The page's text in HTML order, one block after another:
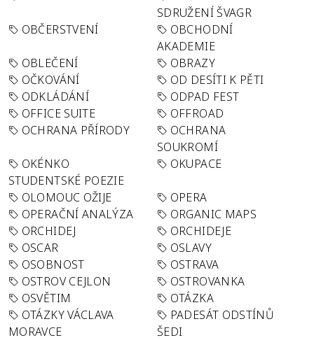
SDRUŽENÍ ŠVAGR
OBČERSTVENÍ
OBCHODNÍ
AKADEMIE
OBLEČENÍ
OBRAZY
OČKOVÁNÍ
OD DESÍTI K PĚTI
ODKLÁDÁNÍ
ODPAD FEST
OFFICE SUITE
OFFROAD
OCHRANA PŘÍRODY
OCHRANA
SOUKROMÍ
OKÉNKO
STUDENTSKÉ POEZIE
OKUPACE
OLOMOUC OŽIJE
OPERA
OPERAČNÍ ANALÝZA
ORGANIC MAPS
ORCHIDEJ
ORCHIDEJE
OSCAR
OSLAVY
OSOBNOST
OSTRAVA
OSTROV CEJLON
OSTROVANKA
OSVĚTIM
OTÁZKA
OTÁZKY VÁCLAVA
MORAVCE
PADESÁT ODSTÍNŮ
ŠEDI